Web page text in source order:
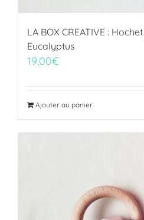
LA BOX CREATIVE :
Eucalyptus
19,00€
Ajouter au panier